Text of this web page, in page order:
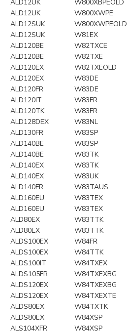
ALD12UK W800XBPEOLD
ALD12UK
W800XWPE
ALD12SUK
W800XWPEOLD
ALD12SUK
W81EX
ALD120BE
W82TXCE
ALD120BE
W82TXE
ALD120EX
W82TXEOLD
ALD120EX
W83DE
ALD120FR
W83DE
ALD120IT
W83FR
ALD120TK
W83FR
ALD128DEX
W83NL
ALD130FR
W83SP
ALD140BE
W83SP
ALD140BE
W83TK
ALD140EX
W83TK
ALD140EX
W83UK
ALD140FR
W83TAUS
ALD160EU
W83TEX
ALD160EU
W83TEX
ALD80EX
W83TTK
ALD80EX
W83TTK
ALDS100EX
W84FR
ALDS100EX
W84TTK
ALDS100IT
W84TXEX
ALDS105FR
W84TXEXBG
ALDS120EX
W84TXEXBG
ALDS120EX
W84TXEXTE
ALDS80EX
W84TXTK
ALDS80EX
W84XSP
ALS104XFR
W84XSP